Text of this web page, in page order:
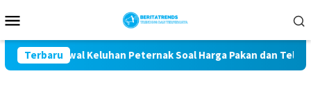
ke
Mobile
Terbaru
Komit Kawal Keluhan Peternak Soal Harga Pakan dan Telur